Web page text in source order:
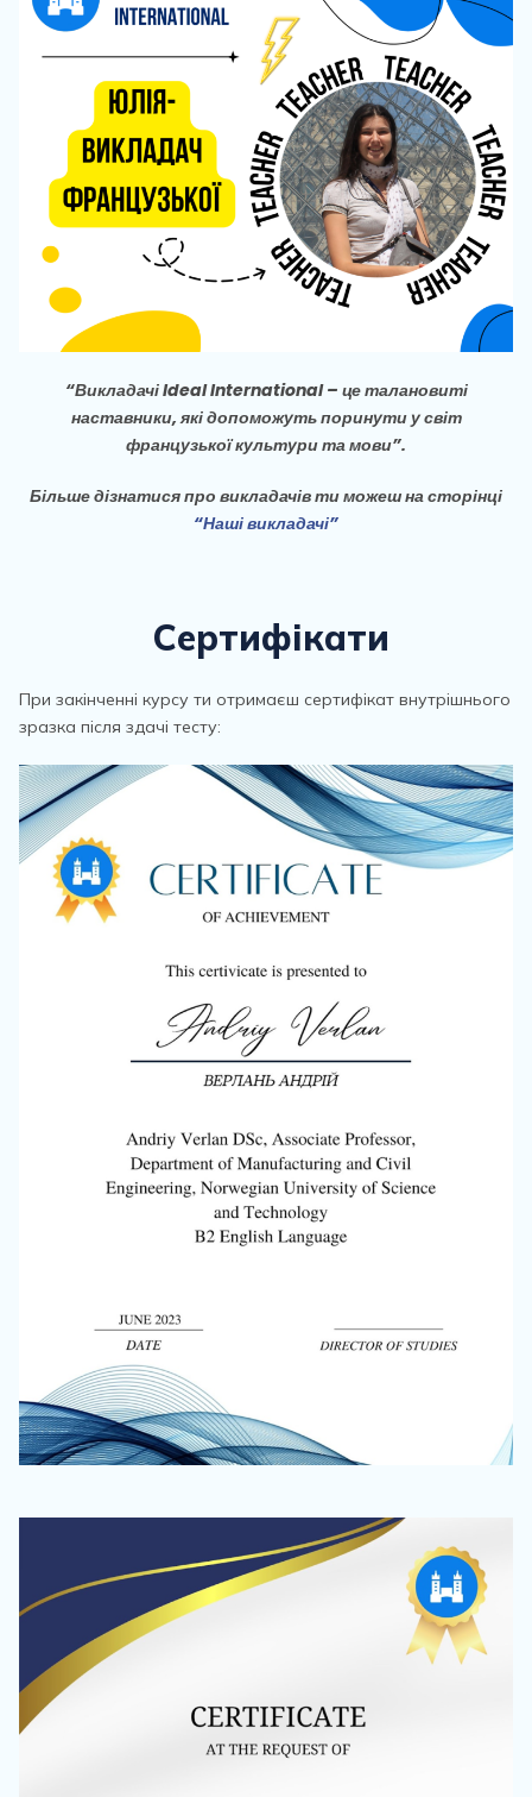
“Викладачі Ideal International – це талановиті
наставники, які допоможуть поринути у світ
французької культури та мови”.
Більше дізнатися про викладачів ти можеш на сторінці
“Наші викладачі”
Сертифікати
При закінченні курсу ти отримаєш сертифікат внутрішнього
зразка після здачі тесту: